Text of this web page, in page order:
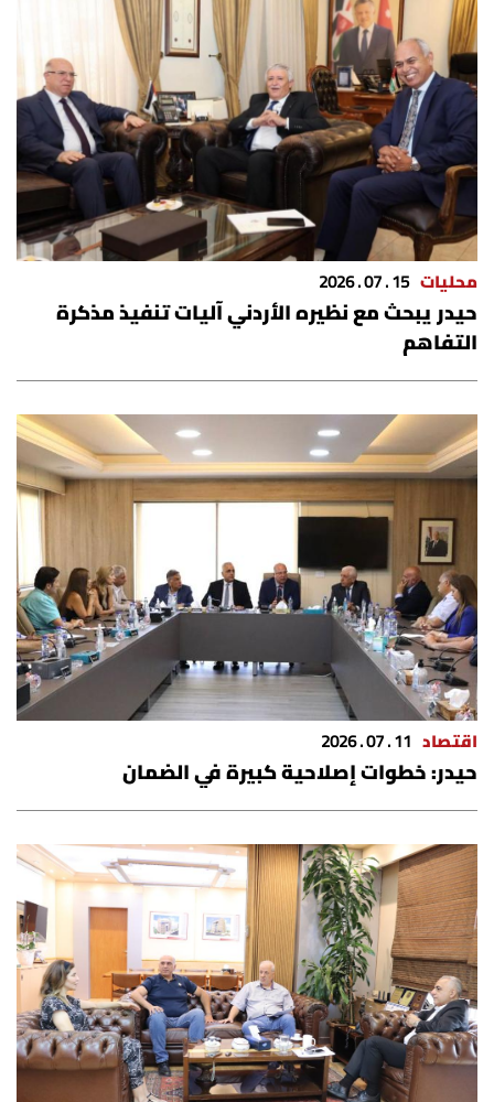
شروط الإشتراك
Digital solutions by
محليات 15 . 07 . 2026
حيدر يبحث مع نظيره الأردني آليات تنفيذ مذكرة
التفاهم
اقتصاد 11 . 07 . 2026
حيدر: خطوات إصلاحية كبيرة في الضمان